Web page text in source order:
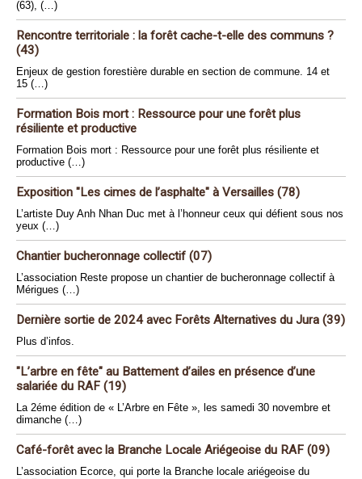
(63), (…)
Rencontre territoriale : la forêt cache-t-elle des communs ?
(43)
Enjeux de gestion forestière durable en section de commune. 14 et
15 (…)
Formation Bois mort : Ressource pour une forêt plus
résiliente et productive
Formation Bois mort : Ressource pour une forêt plus résiliente et
productive (…)
Exposition "Les cimes de l’asphalte" à Versailles (78)
L’artiste Duy Anh Nhan Duc met à l’honneur ceux qui défient sous nos
yeux (…)
Chantier bucheronnage collectif (07)
L’association Reste propose un chantier de bucheronnage collectif à
Mérigues (…)
Dernière sortie de 2024 avec Forêts Alternatives du Jura (39)
Plus d’infos.
"L’arbre en fête" au Battement d’ailes en présence d’une
salariée du RAF (19)
La 2éme édition de « L’Arbre en Fête », les samedi 30 novembre et
dimanche (…)
Café-forêt avec la Branche Locale Ariégeoise du RAF (09)
L’association Ecorce, qui porte la Branche locale ariégeoise du